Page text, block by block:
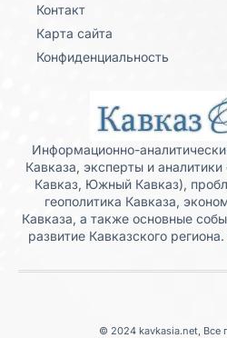
Контакт
Карта сайта
Конфиденциальность
Информационно-
Кавказа, эксперты и
Кавказ, Южный Кавказ),
геополитика Кавказа,
Кавказа, а также основные
развитие Кавказского
© 2024 kavkasia.net, Все